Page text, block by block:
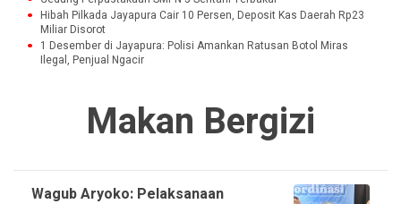
Hibah Pilkada Jayapura Cair 10 Persen, Deposit Kas Daerah Rp23
Miliar Disorot
1 Desember di Jayapura: Polisi Amankan Ratusan Botol Miras
Ilegal, Penjual Ngacir
Makan Bergizi
Wagub Aryoko: Pelaksanaan